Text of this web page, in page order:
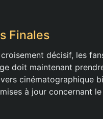
Finales
décisif, les
doit maintenant
cinématographique
à jour concernant